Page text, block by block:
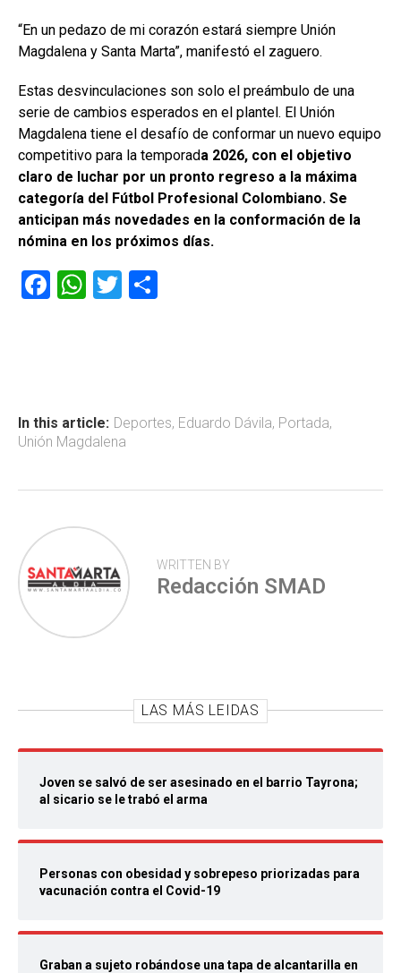
“En un pedazo de mi corazón estará siempre Unión
Magdalena y Santa Marta”, manifestó el zaguero.
Estas desvinculaciones son solo el preámbulo de una
serie de cambios esperados en el plantel. El Unión
Magdalena tiene el desafío de conformar un nuevo equipo
competitivo para la temporada 2026, con el objetivo
claro de luchar por un pronto regreso a la máxima
categoría del Fútbol Profesional Colombiano. Se
anticipan más novedades en la conformación de la
nómina en los próximos días.
F
ok
W
p
p
T
tir
In this article: Deportes, Eduardo Dávila, Portada,
Unión Magdalena
WRITTEN BY
Redacción SMAD
LAS MÁS LEIDAS
Joven se salvó de ser asesinado en el barrio Tayrona;
al sicario se le trabó el arma
Personas con obesidad y sobrepeso priorizadas para
vacunación contra el Covid-19
Graban a sujeto robándose una tapa de alcantarilla en